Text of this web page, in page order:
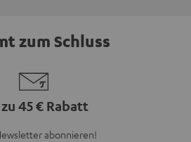
zum Schluss
45 € Rabatt
abonnieren!